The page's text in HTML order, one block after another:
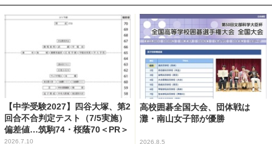
【中学受験2027】四谷大塚、第2
回合不合判定テスト（7/5実施）
偏差値…筑駒74・桜蔭70＜PR＞
2026.7.10
高校囲碁全国大会、団体戦は
灘・南山女子部が優勝
2026.8.5